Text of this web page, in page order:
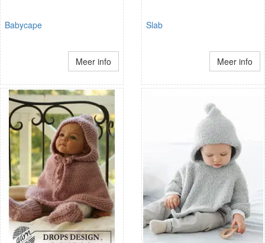
Babycape
Meer info
Slab
Meer info